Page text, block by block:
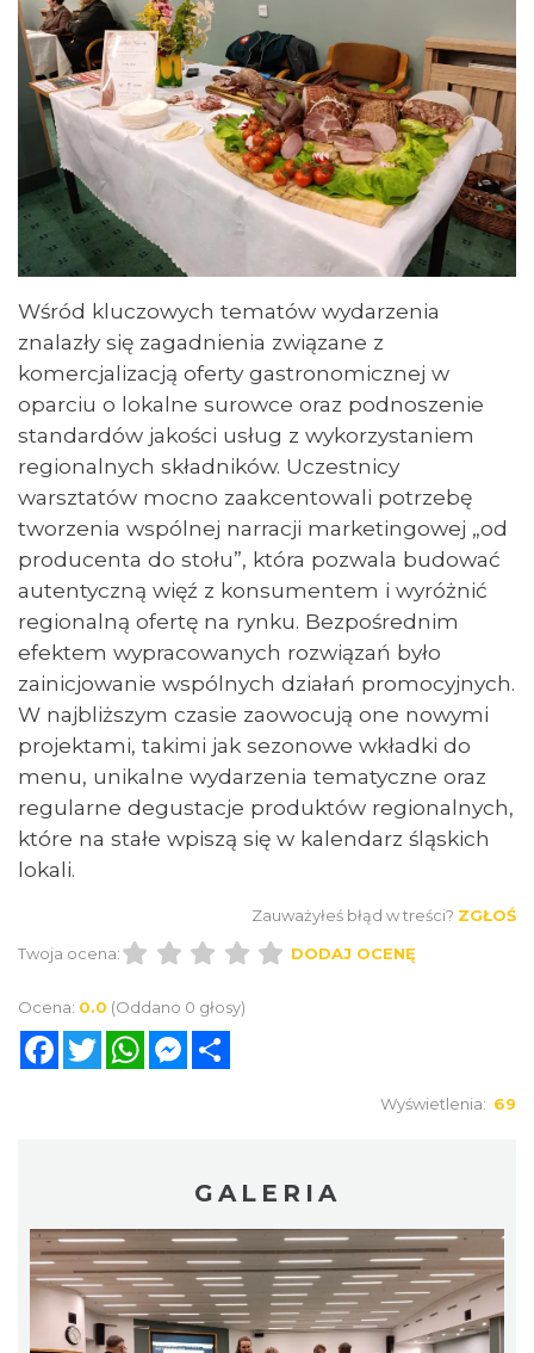
Wśród kluczowych tematów wydarzenia
znalazły się zagadnienia związane z
komercjalizacją oferty gastronomicznej w
oparciu o lokalne surowce oraz podnoszenie
standardów jakości usług z wykorzystaniem
regionalnych składników. Uczestnicy
warsztatów mocno zaakcentowali potrzebę
tworzenia wspólnej narracji marketingowej „od
producenta do stołu”, która pozwala budować
autentyczną więź z konsumentem i wyróżnić
regionalną ofertę na rynku. Bezpośrednim
efektem wypracowanych rozwiązań było
zainicjowanie wspólnych działań promocyjnych.
W najbliższym czasie zaowocują one nowymi
projektami, takimi jak sezonowe wkładki do
menu, unikalne wydarzenia tematyczne oraz
regularne degustacje produktów regionalnych,
które na stałe wpiszą się w kalendarz śląskich
lokali.
Zauważyłeś błąd w treści? ZGŁOŚ
Twoja ocena:
DODAJ OCENĘ
Ocena: 0.0 (Oddano 0 głosy)
FacebookTwitterWhatsAppMessenger
Wyświetlenia: 69
GALERIA